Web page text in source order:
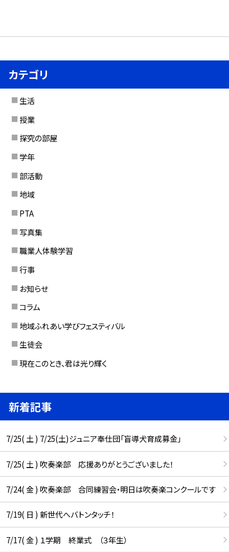
カテゴリ
生活
授業
探究の部屋
学年
部活動
地域
PTA
写真集
職業人体験学習
行事
お知らせ
コラム
地域ふれあい学びフェスティバル
生徒会
現在このとき、君は光り輝く
新着記事
7/25( 土 ) 7/25(土)ジュニア奉仕団「盲導犬育成募金」
7/25( 土 ) 吹奏楽部 応援ありがとうございました！
7/24( 金 ) 吹奏楽部 合同練習会・明日は吹奏楽コンクールです
7/19( 日 ) 新世代へバトンタッチ！
7/17( 金 ) １学期 終業式 （３年生）